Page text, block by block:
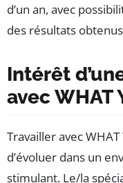
d’un an, avec
des résultats
Intérêt
avec WHAT
Travailler avec
d’évoluer dans un
stimulant. Le/la